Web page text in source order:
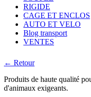
RIGIDE
CAGE ET ENCLOS
AUTO ET VELO
Blog transport
VENTES
← Retour
Produits de haute qualité
d'animaux exigeants.